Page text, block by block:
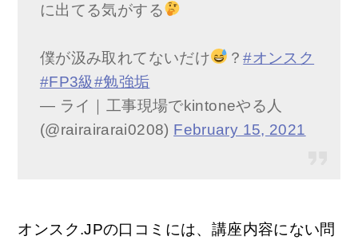
に出てる気がする
僕が汲み取れてないだけ ？#オンスク
#FP3級#勉強垢
— ライ｜工事現場でkintoneやる人
(@rairairarai0208) February 15, 2021
オンスク.JPの口コミには、講座内容にない問